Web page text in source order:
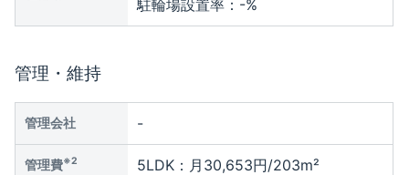
駐輪場設置率： -%
管理・維持
管理会社 -
管理費※2 5LDK：月30,653円/203m²